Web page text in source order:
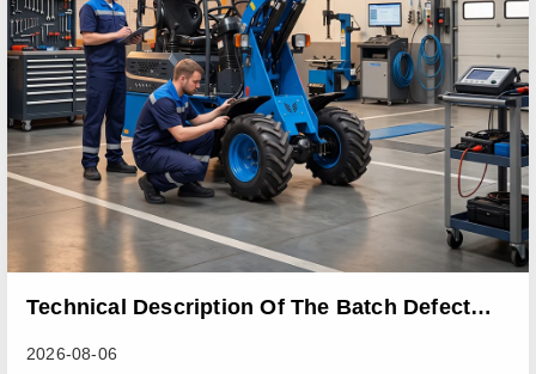
Technical Description Of The Batch Defect
2026-08-06